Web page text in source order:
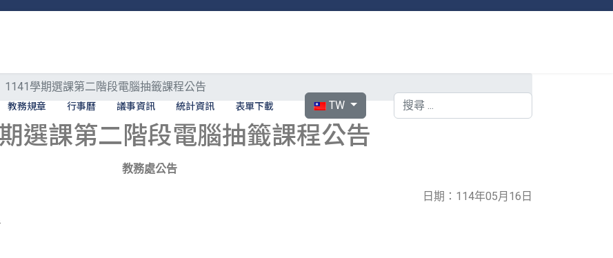
教務規章 行事曆 議事資訊 統計資訊 表單下載 選擇你的語言
TW 搜索
1141學期選課第二階段電腦抽籤課程公告
選課第二階段電腦抽籤課程公告
教務處公告
日期：114年05月16日